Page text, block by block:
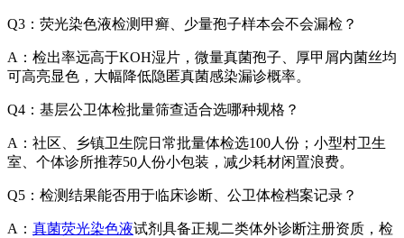
Q3：荧光染色液检测甲癣、少量孢子样本会不会漏检？
A：检出率远高于KOH湿片，微量真菌孢子、厚甲屑内菌丝均
可高亮显色，大幅降低隐匿真菌感染漏诊概率。
Q4：基层公卫体检批量筛查适合选哪种规格？
A：社区、乡镇卫生院日常批量体检选100人份；小型村卫生
室、个体诊所推荐50人份小包装，减少耗材闲置浪费。
Q5：检测结果能否用于临床诊断、公卫体检档案记录？
A： 真菌荧光染色液试剂 具备正规二类体外诊断注册资质，检